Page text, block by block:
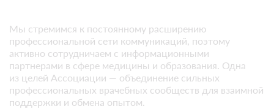
Мы стремимся к постоянному расширению
профессиональной сети коммуникаций, поэтому
активно сотрудничаем с информационными
партнерами в сфере медицины и образования. Одна
из целей Ассоциации — объединение сильных
профессиональных врачебных сообществ для взаимной
поддержки и обмена опытом.